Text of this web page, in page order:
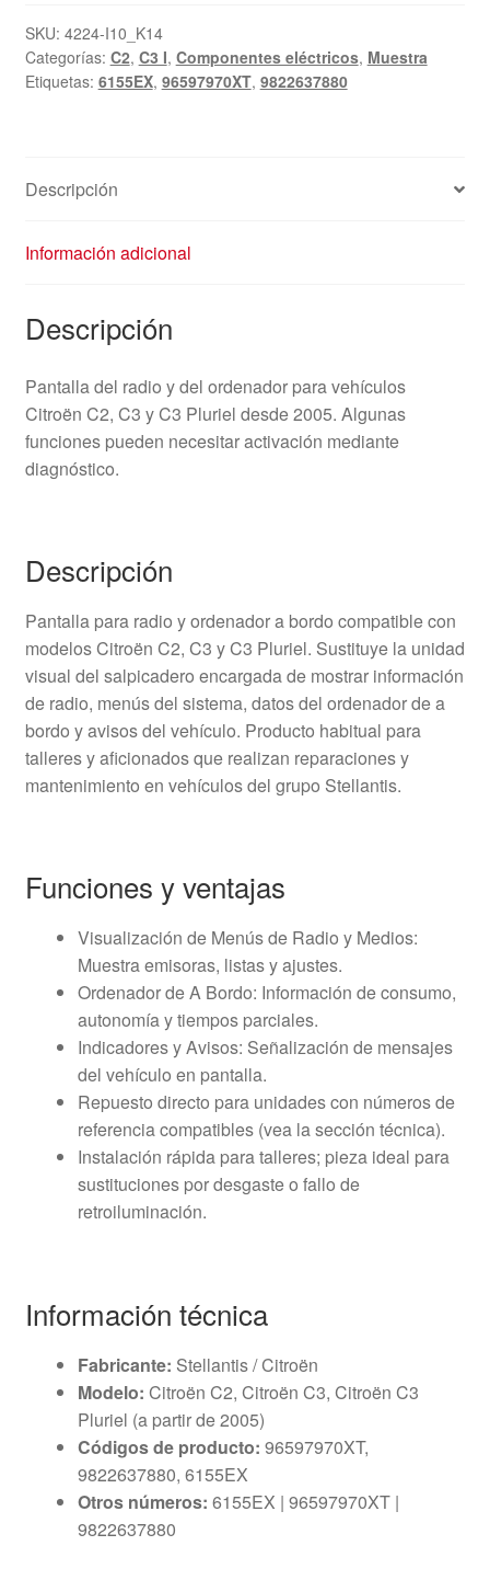
ordenador
Citroën
C2
cantidad
SKU: 4224-I10_K14
Categorías: C2, C3 I, Componentes eléctricos, Muestra
Etiquetas: 6155EX, 96597970XT, 9822637880
Descripción
Información adicional
Descripción
Pantalla del radio y del ordenador para vehículos
Citroën C2, C3 y C3 Pluriel desde 2005. Algunas
funciones pueden necesitar activación mediante
diagnóstico.
Descripción
Pantalla para radio y ordenador a bordo compatible con
modelos Citroën C2, C3 y C3 Pluriel. Sustituye la unidad
visual del salpicadero encargada de mostrar información
de radio, menús del sistema, datos del ordenador de a
bordo y avisos del vehículo. Producto habitual para
talleres y aficionados que realizan reparaciones y
mantenimiento en vehículos del grupo Stellantis.
Funciones y ventajas
Visualización de Menús de Radio y Medios:
Muestra emisoras, listas y ajustes.
Ordenador de A Bordo: Información de consumo,
autonomía y tiempos parciales.
Indicadores y Avisos: Señalización de mensajes
del vehículo en pantalla.
Repuesto directo para unidades con números de
referencia compatibles (vea la sección técnica).
Instalación rápida para talleres; pieza ideal para
sustituciones por desgaste o fallo de
retroiluminación.
Información técnica
Fabricante: Stellantis / Citroën
Modelo: Citroën C2, Citroën C3, Citroën C3
Pluriel (a partir de 2005)
Códigos de producto: 96597970XT,
9822637880, 6155EX
Otros números: 6155EX | 96597970XT |
9822637880